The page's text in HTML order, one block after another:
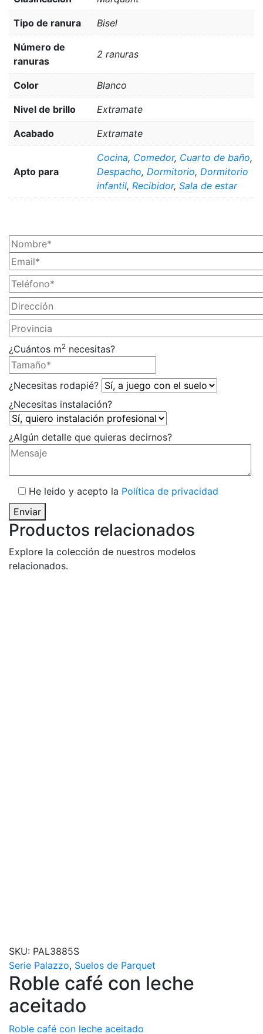
Tipo de ranura Bisel
Número de
ranuras
2 ranuras
Color Blanco
Nivel de brillo Extramate
Acabado Extramate
Apto para
Cocina, Comedor, Cuarto de baño,
Despacho, Dormitorio, Dormitorio
infantil, Recibidor, Sala de estar
¿Cuántos m2 necesitas?
¿Necesitas rodapié?
¿Necesitas instalación?
¿Algún detalle que quieras decirnos?
He leido y acepto la Política de privacidad
Enviar
Productos relacionados
Explore la colección de nuestros modelos
relacionados.
SKU: PAL3885S
Serie Palazzo, Suelos de Parquet
Roble café con leche
aceitado
Roble café con leche aceitado